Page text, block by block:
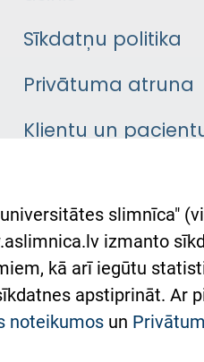
Sīkdatņu politika
Privātuma atruna
Klientu un
Austrumu slimnīcas
atbalsts Ukrainai
Підтримка Східної
та співпраця з
slimnīca"
izmanto
kā arī iegūtu
apstiprināt. Ar
noteikumos un